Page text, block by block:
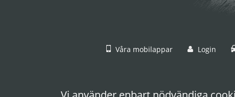
Våra mobilappar Login